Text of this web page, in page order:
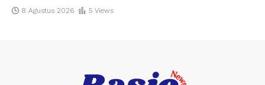
8 Agustus 2026 5 Views